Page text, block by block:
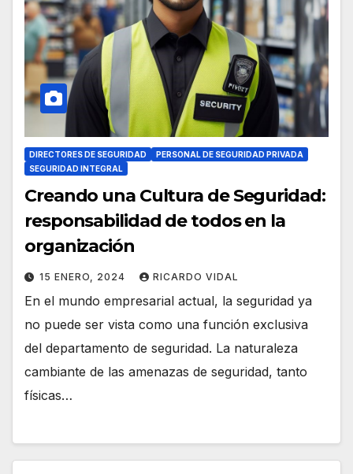
DIRECTORES DE SEGURIDAD
PERSONAL DE SEGURIDAD PRIVADA
SEGURIDAD INTEGRAL
Creando una Cultura de Seguridad:
responsabilidad de todos en la
organización
15 ENERO, 2024 RICARDO VIDAL
En el mundo empresarial actual, la seguridad ya
no puede ser vista como una función exclusiva
del departamento de seguridad. La naturaleza
cambiante de las amenazas de seguridad, tanto
físicas…